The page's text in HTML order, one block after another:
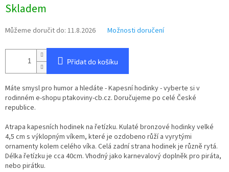
cena:
Skladem
Můžeme doručit do: 11.8.2026 Možnosti doručení
Přidat do košíku
Máte smysl pro humor a hledáte - Kapesní hodinky - vyberte si v
rodinném e-shopu ptakoviny-cb.cz. Doručujeme po celé České
republice.
Atrapa kapesních hodinek na řetízku. Kulaté bronzové hodinky velké
4,5 cm s výklopným víkem, které je ozdobeno růží a vyrytými
ornamenty kolem celého víka. Celá zadní strana hodinek je různě rytá.
Délka řetízku je cca 40cm. Vhodný jako karnevalový doplněk pro piráta,
nebo pirátku.